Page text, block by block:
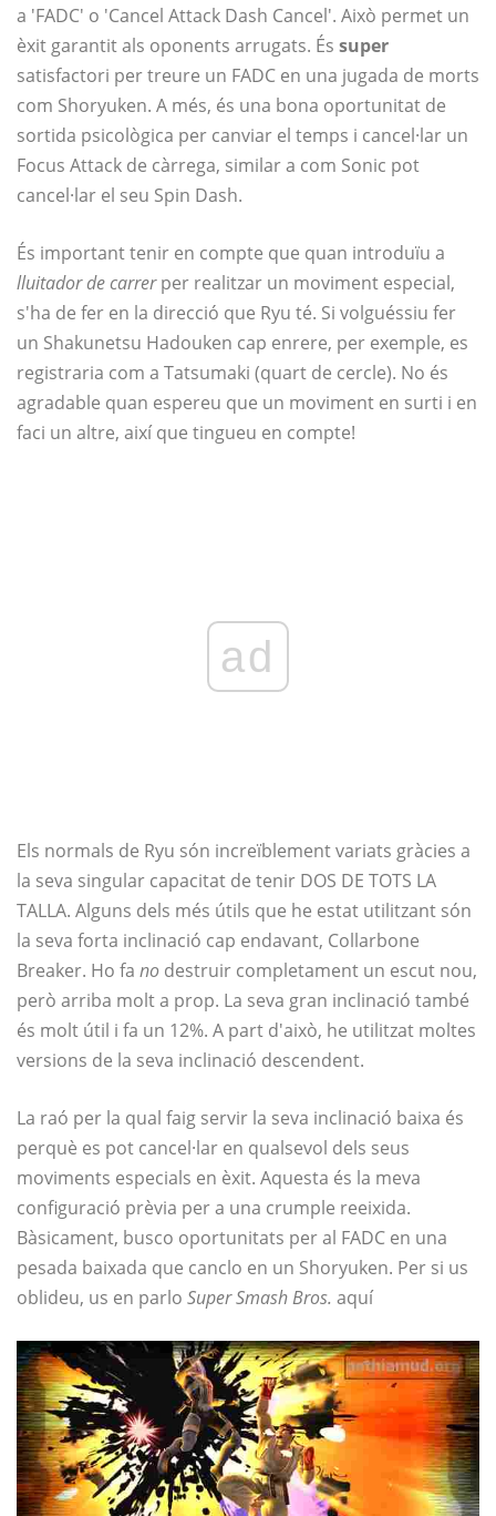
a 'FADC' o 'Cancel Attack Dash Cancel'. Això permet un
èxit garantit als oponents arrugats. És super
satisfactori per treure un FADC en una jugada de morts
com Shoryuken. A més, és una bona oportunitat de
sortida psicològica per canviar el temps i cancel·lar un
Focus Attack de càrrega, similar a com Sonic pot
cancel·lar el seu Spin Dash.
És important tenir en compte que quan introduïu a
lluitador de carrerper realitzar un moviment especial,
s'ha de fer en la direcció que Ryu té. Si volguéssiu fer
un Shakunetsu Hadouken cap enrere, per exemple, es
registraria com a Tatsumaki (quart de cercle). No és
agradable quan espereu que un moviment en surti i en
faci un altre, així que tingueu en compte!
ad
Els normals de Ryu són increïblement variats gràcies a
la seva singular capacitat de tenir DOS DE TOTS LA
TALLA. Alguns dels més útils que he estat utilitzant són
la seva forta inclinació cap endavant, Collarbone
Breaker. Ho fa no destruir completament un escut nou,
però arriba molt a prop. La seva gran inclinació també
és molt útil i fa un 12%. A part d'això, he utilitzat moltes
versions de la seva inclinació descendent.
La raó per la qual faig servir la seva inclinació baixa és
perquè es pot cancel·lar en qualsevol dels seus
moviments especials en èxit. Aquesta és la meva
configuració prèvia per a una crumple reeixida.
Bàsicament, busco oportunitats per al FADC en una
pesada baixada que canclo en un Shoryuken. Per si us
oblideu, us en parlo Super Smash Bros. aquí